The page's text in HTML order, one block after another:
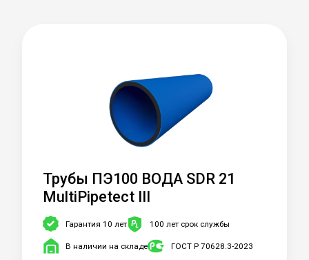
Трубы ПЭ100 ВОДА SDR 21
MultiPipetect III
Гарантия 10 лет 100 лет срок службы
В наличии на складе ГОСТ Р 70628.3-2023